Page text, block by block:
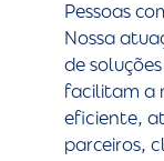
Pessoas
Nossa
de
facilitam a
eficiente,
parceiros,